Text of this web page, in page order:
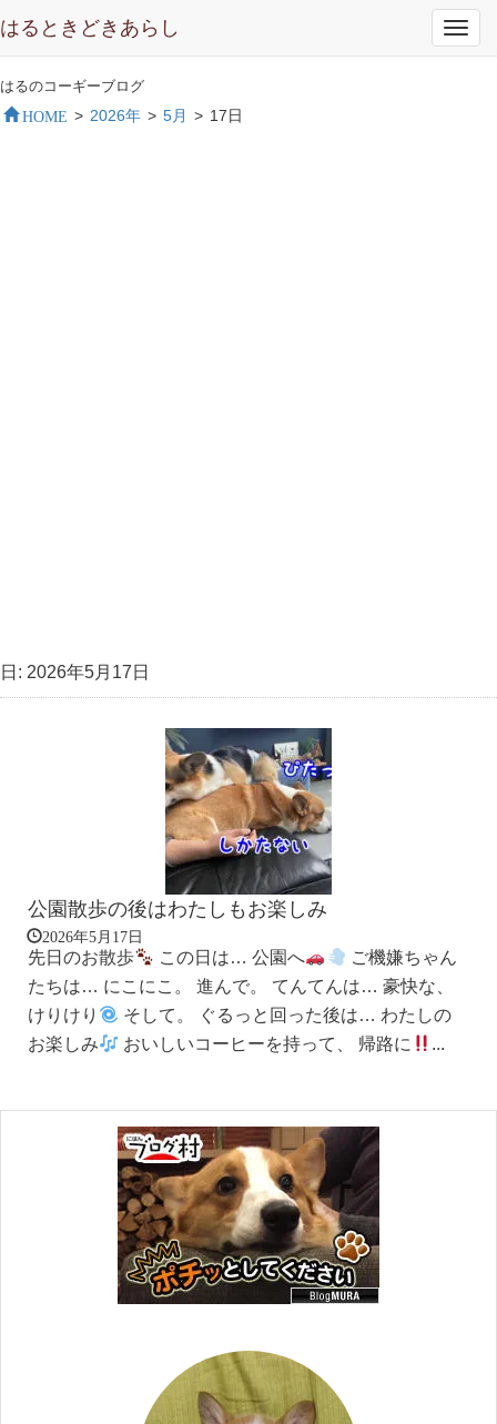
はるときどきあらし
はるのコーギーブログ
HOME > 2026年 > 5月 > 17日
日: 2026年5月17日
公園散歩の後はわたしもお楽しみ
2026年5月17日
先日のお散歩 この日は… 公園へ
ご機嫌ちゃん
たちは… にこにこ。 進んで。 てんてんは… 豪快な、
けりけり
そして。 ぐるっと回った後は… わたしの
お楽しみ
おいしいコーヒーを持って、 帰路に ...